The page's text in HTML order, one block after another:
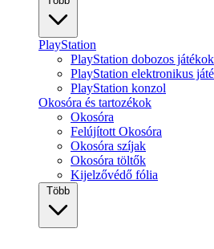
PlayStation
PlayStation dobozos játékok
PlayStation elektronikus
PlayStation konzol
Okosóra és tartozékok
Okosóra
Felújított Okosóra
Okosóra szíjak
Okosóra töltők
Kijelzővédő fólia